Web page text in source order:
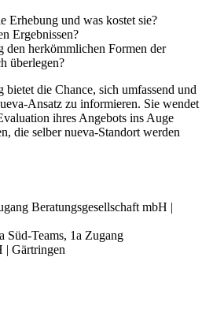
Erhebung und was kostet sie?
Ergebnissen?
den herkömmlichen Formen der
überlegen?
die Chance, sich umfassend und
Ansatz zu informieren. Sie wendet
ihres Angebots ins Auge
die selber nueva-Standort werden
Beratungsgesellschaft mbH |
Süd-Teams, 1a Zugang
| Gärtringen